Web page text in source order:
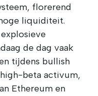
florerend
liquiditeit.
de dag vaak
tijdens bullish
beta activum,
Ethereum en